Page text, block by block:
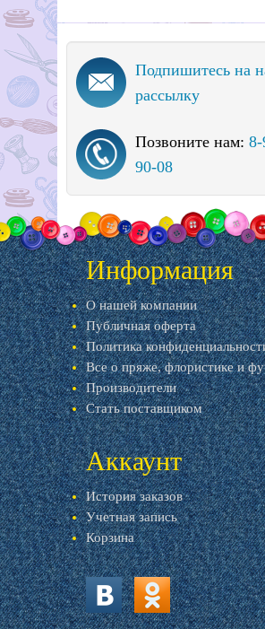
Подпишитесь на
рассылку
Позвоните нам:
90-08
Информация
О нашей компании
Публичная оферта
Политика
Все о пряже, флористике и
Производители
Стать поставщиком
Аккаунт
История заказов
Учетная запись
Корзина
vk.com ok.ru